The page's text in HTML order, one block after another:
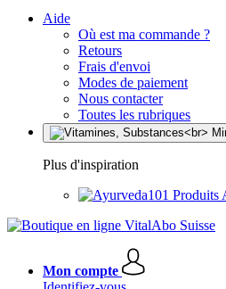
Aide
Où est ma commande ?
Retours
Frais d'envoi
Modes de paiement
Nous contacter
Toutes les rubriques
Plus d'inspiration
Produits
Mon compte